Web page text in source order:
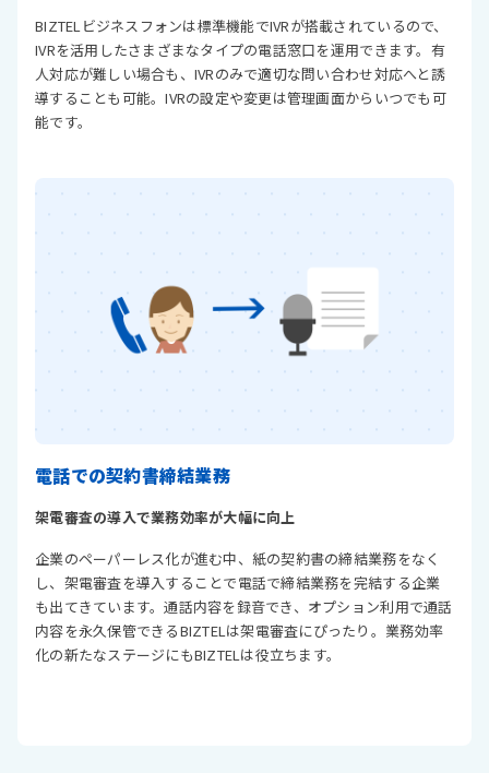
BIZTELビジネスフォンは標準機能でIVRが搭載されているので、
IVRを活用したさまざまなタイプの電話窓口を運用できます。有
人対応が難しい場合も、IVRのみで適切な問い合わせ対応へと誘
導することも可能。IVRの設定や変更は管理画面からいつでも可
能です。
電話での契約書締結業務
架電審査の導入で業務効率が大幅に向上
企業のペーパーレス化が進む中、紙の契約書の締結業務をなく
し、架電審査を導入することで電話で締結業務を完結する企業
も出てきています。通話内容を録音でき、オプション利用で通話
内容を永久保管できるBIZTELは架電審査にぴったり。業務効率
化の新たなステージにもBIZTELは役立ちます。